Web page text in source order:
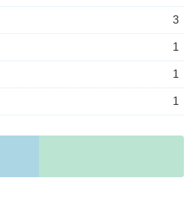
3
1
1
1